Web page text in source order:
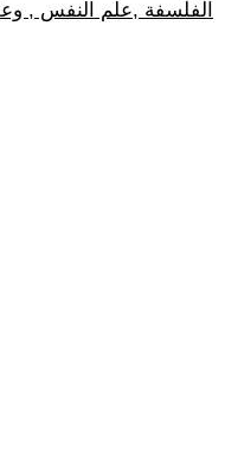
الفلسفة ,علم النفس ,